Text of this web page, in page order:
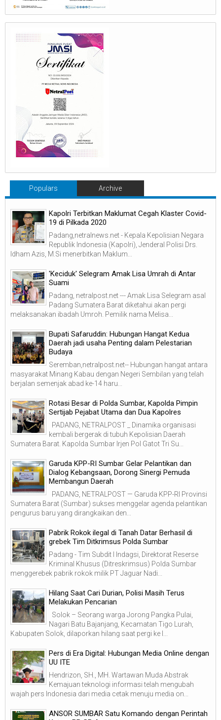
Populars Archive
Kapolri Terbitkan Maklumat Cegah Klaster Covid-
19 di Pilkada 2020
Padang,netralnews.net - Kepala Kepolisian Negara
Republik Indonesia (Kapolri), Jenderal Polisi Drs.
Idham Azis, M.Si menerbitkan Maklum...
'Keciduk' Selegram Amak Lisa Umrah di Antar
Suami
Padang, netralpost.net --- Amak Lisa Selegram asal
Padang Sumatera Barat diketahui akan pergi
melaksanakan ibadah Umroh. Pemilik nama Melisa...
Bupati Safaruddin: Hubungan Hangat Kedua
Daerah jadi usaha Penting dalam Pelestarian
Budaya
Seremban,netralpost.net-- Hubungan hangat antara
masyarakat Minang Kabau dengan Negeri Sembilan yang telah
berjalan semenjak abad ke-14 haru...
Rotasi Besar di Polda Sumbar, Kapolda Pimpin
Sertijab Pejabat Utama dan Dua Kapolres
PADANG, NETRALPOST _ Dinamika organisasi
kembali bergerak di tubuh Kepolisian Daerah
Sumatera Barat. Kapolda Sumbar Irjen Pol Gatot Tri Su...
Garuda KPP-RI Sumbar Gelar Pelantikan dan
Dialog Kebangsaan, Dorong Sinergi Pemuda
Membangun Daerah
PADANG, NETRALPOST — Garuda KPP-RI Provinsi
Sumatera Barat (Sumbar) sukses menggelar agenda pelantikan
pengurus baru yang dirangkaikan den...
Pabrik Rokok ilegal di Tanah Datar Berhasil di
grebek Tim Ditkrimsus Polda Sumbar
Padang - Tim Subdit I Indagsi, Direktorat Reserse
Kriminal Khusus (Ditreskrimsus) Polda Sumbar
menggerebek pabrik rokok milik PT Jaguar Nadi...
Hilang Saat Cari Durian, Polisi Masih Terus
Melakukan Pencarian
Solok – Seorang warga Jorong Pangka Pulai,
Nagari Batu Bajanjang, Kecamatan Tigo Lurah,
Kabupaten Solok, dilaporkan hilang saat pergi ke l...
Pers di Era Digital: Hubungan Media Online dengan
UU ITE
Hendrizon, SH., MH. Wartawan Muda Abstrak
Kemajuan teknologi informasi telah mengubah
wajah pers Indonesia dari media cetak menuju media on...
ANSOR SUMBAR Satu Komando dengan Perintah